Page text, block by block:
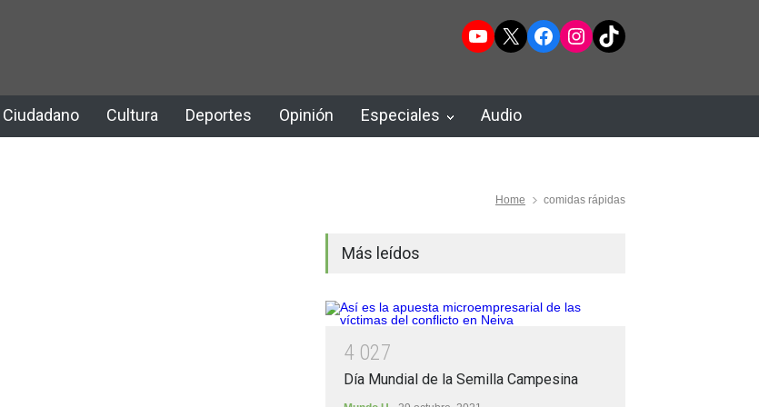
YouTube
X Facebook
Instagram
TikTok
Ciudadano Cultura Deportes Opinión Especiales Audio
Home comidas rápidas
Más leídos
4 027
Día Mundial de la Semilla Campesina